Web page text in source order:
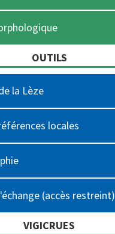
OUTILS
la Lèze
locales
(accès restreint)
VIGICRUES